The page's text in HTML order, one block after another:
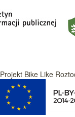
Projekt Bike Like